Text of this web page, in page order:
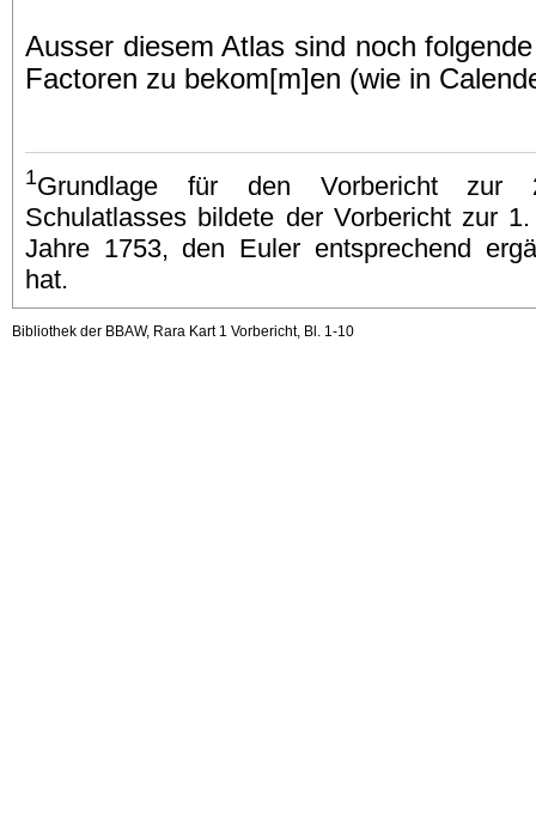
Ausser diesem Atlas sind noch
Factoren zu bekom[m]en (wie in
1Grundlage für den Vorbericht zur
Schulatlasses bildete der Vorbericht zur
Jahre 1753, den Euler entsprechend
hat.
Bibliothek der BBAW, Rara Kart 1 Vorbericht, Bl. 1-10